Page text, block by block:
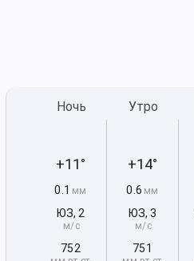
Ночь
+11°
0.1 мм
ЮЗ, 2
м/с
752
Утро
+14°
0.6 мм
ЮЗ,3
м/с
751